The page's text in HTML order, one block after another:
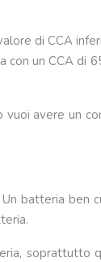
di CCA
un CCA di
avere un
batteria ben
soprattutto